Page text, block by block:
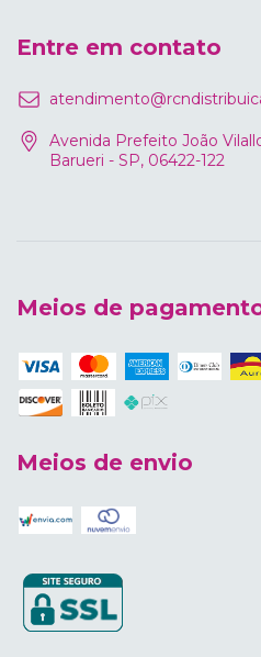
Entre em contato
Avenida Prefeito João
Barueri - SP, 06422-122
Meios de
Meios de envio